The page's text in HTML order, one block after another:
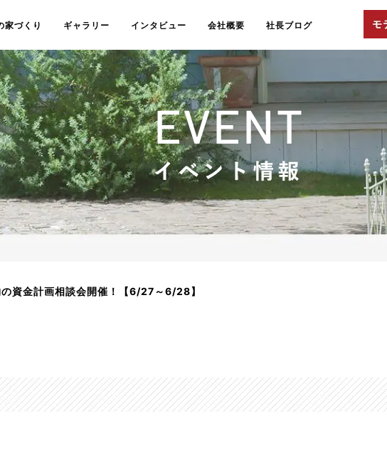
家づくり ギャラリー インタビュー 会社概要 社長ブログ
資金計画相談会開催！【6/27～6/28】